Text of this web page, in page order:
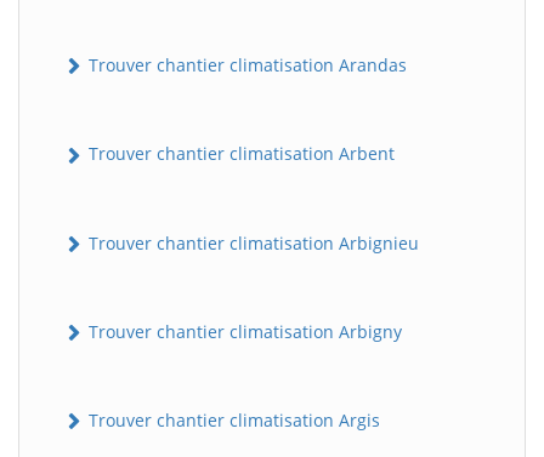
Trouver chantier climatisation Arandas
Trouver chantier climatisation Arbent
Trouver chantier climatisation Arbignieu
Trouver chantier climatisation Arbigny
Trouver chantier climatisation Argis